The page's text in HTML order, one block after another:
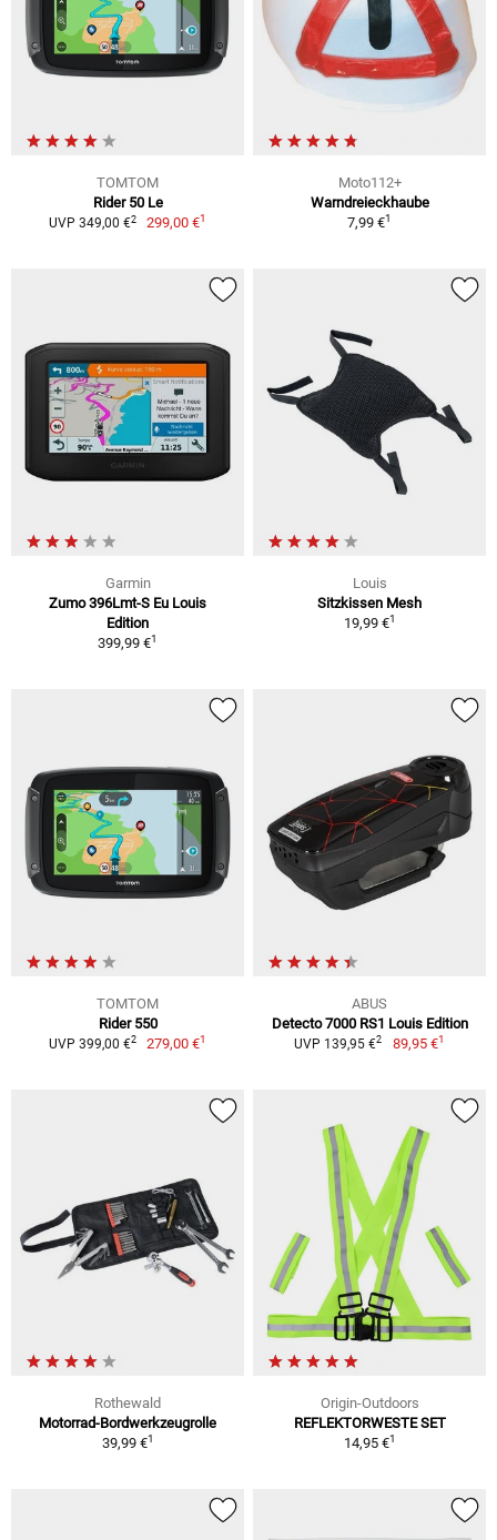
TOMTOM
Rider 50 Le
UVP 349,00 €2 299,00 €1
Moto112+
Warndreieckhaube
7,99 €1
Garmin
Zumo 396Lmt-S Eu Louis
Edition
399,99 €1
Louis
Sitzkissen Mesh
19,99 €1
TOMTOM
Rider 550
UVP 399,00 €2 279,00 €1
ABUS
Detecto 7000 RS1 Louis Edition
UVP 139,95 €2 89,95 €1
Rothewald
Motorrad-Bordwerkzeugrolle
39,99 €1
Origin-Outdoors
REFLEKTORWESTE SET
14,95 €1